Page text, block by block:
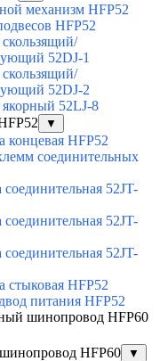
механизм HFP52
HFP52
52DJ-1
52DJ-2
52LJ-8
▼
HFP52
соединительных
52JT-
52JT-
52JT-
HFP52
питания HFP52
шинопровод HFP60
HFP60 ▼